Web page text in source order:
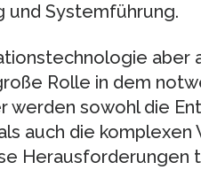
und Systemführung.
aber
Rolle in dem
werden sowohl die
auch die komplexen
Herausforderungen